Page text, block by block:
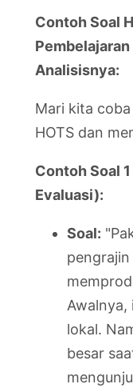
Contoh Soal
Analisisnya:
Mari kita
HOTS dan
Contoh Soal
Evaluasi):
Soal:
Awalnya,
lokal.
besar